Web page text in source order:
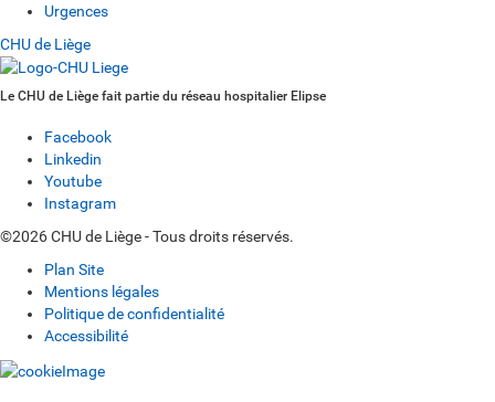
Urgences
CHU de Liège
Le CHU de Liège fait partie du réseau hospitalier Elipse
Facebook
Linkedin
Youtube
Instagram
©2026 CHU de Liège - Tous droits réservés.
Plan Site
Mentions légales
Politique de confidentialité
Accessibilité